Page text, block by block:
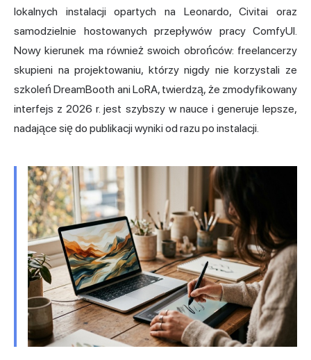
lokalnych instalacji opartych na Leonardo, Civitai oraz
samodzielnie hostowanych przepływów pracy ComfyUI.
Nowy kierunek ma również swoich obrońców: freelancerzy
skupieni na projektowaniu, którzy nigdy nie korzystali ze
szkoleń DreamBooth ani LoRA, twierdzą, że zmodyfikowany
interfejs z 2026 r. jest szybszy w nauce i generuje lepsze,
nadające się do publikacji wyniki od razu po instalacji.